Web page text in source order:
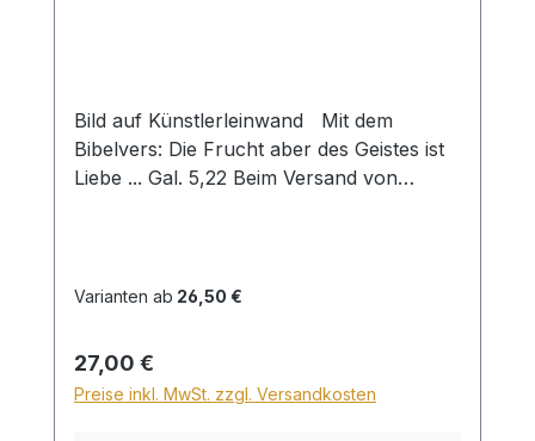
Bild auf Künstlerleinwand Mit dem
Bibelvers: Die Frucht aber des Geistes ist
Liebe ... Gal. 5,22 Beim Versand von
Sperrgut in Höhe von 28,99€ berechnet.
Sperrgutzuschlag 30€.
Varianten ab 26,50 €
Regulärer Preis:
27,00 €
Preise inkl. MwSt. zzgl. Versandkosten